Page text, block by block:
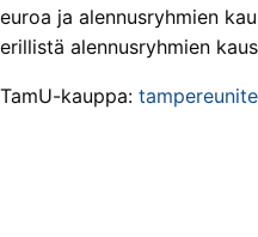
euroa ja alennusryhmien
erillistä alennusryhmien
TamU-kauppa: